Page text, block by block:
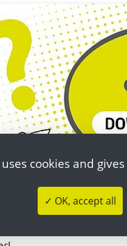
cookies and
✓ OK, accept all